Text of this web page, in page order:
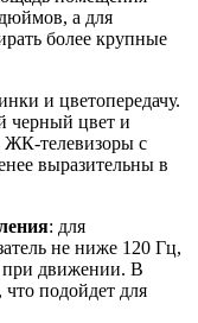
а для
более крупные
и цветопередачу.
черный цвет и
ЖК-телевизоры с
выразительны в
: для
не ниже 120 Гц,
при движении. В
подойдет для